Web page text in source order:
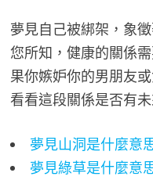
夢見自己被綁架，象
您所知，健康的關係
果你嫉妒你的男朋友
看看這段關係是否有未
夢見山洞是什麼意
夢見綠草是什麼意